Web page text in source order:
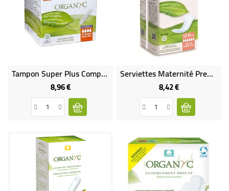
Tampon Super Plus Compact Avec Applicateur D'Origine Végétale - VEGAN
8,96 €Prix
Serviettes Maternité Premiers Jours 100% Coton Bio
8,42 €Prix